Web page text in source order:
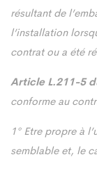
résultant de
l’installation
contrat ou a été
Article L.211-5
conforme au
1° Etre propre à
semblable et, le